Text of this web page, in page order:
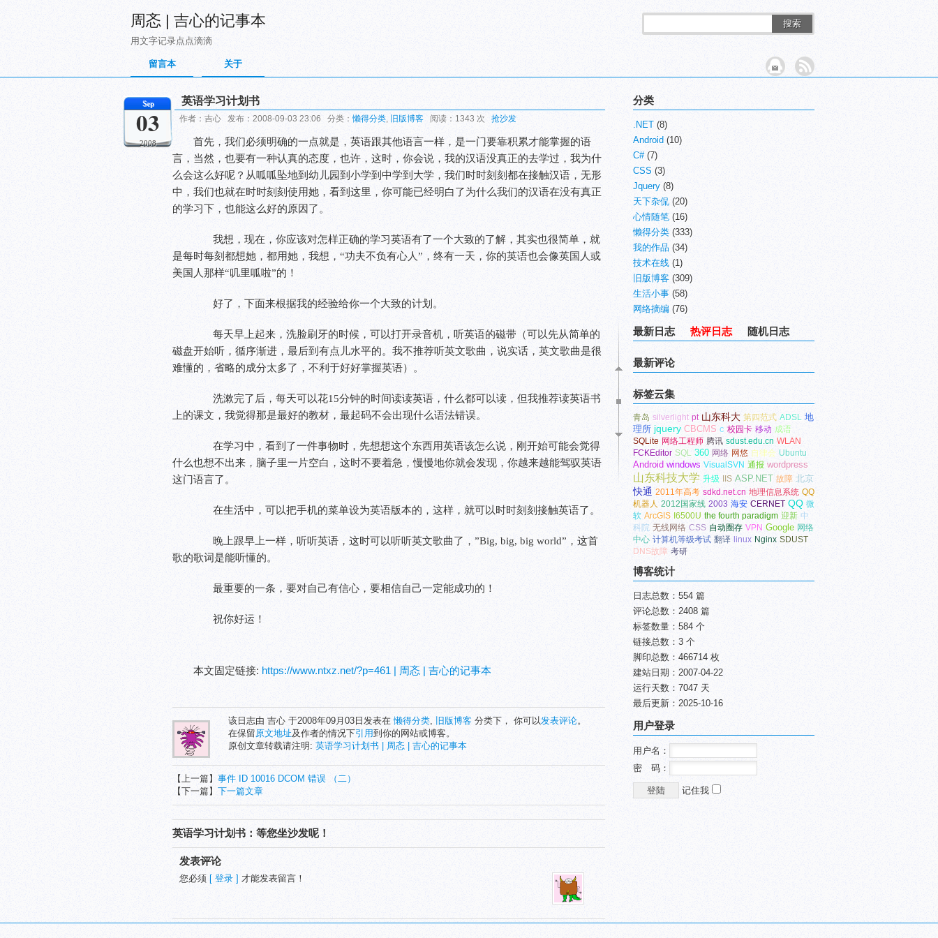
周忞 | 吉心的记事本
用文字记录点点滴滴
搜索
留言本 关于
Sep
03
2008
英语学习计划书
作者：吉心 发布：2008-09-03 23:06 分类：懒得分类, 旧版博客 阅读：1343 次 抢沙发
首先，我们必须明确的一点就是，英语跟其他语言一样，是一门要靠积累才能掌握的语
言，当然，也要有一种认真的态度，也许，这时，你会说，我的汉语没真正的去学过，我为什
么会这么好呢？从呱呱坠地到幼儿园到小学到中学到大学，我们时时刻刻都在接触汉语，无形
中，我们也就在时时刻刻使用她，看到这里，你可能已经明白了为什么我们的汉语在没有真正
的学习下，也能这么好的原因了。
我想，现在，你应该对怎样正确的学习英语有了一个大致的了解，其实也很简单，就
是每时每刻都想她，都用她，我想，“功夫不负有心人”，终有一天，你的英语也会像英国人或
美国人那样“叽里呱啦”的！
好了，下面来根据我的经验给你一个大致的计划。
每天早上起来，洗脸刷牙的时候，可以打开录音机，听英语的磁带（可以先从简单的
磁盘开始听，循序渐进，最后到有点儿水平的。我不推荐听英文歌曲，说实话，英文歌曲是很
难懂的，省略的成分太多了，不利于好好掌握英语）。
洗漱完了后，每天可以花15分钟的时间读读英语，什么都可以读，但我推荐读英语书
上的课文，我觉得那是最好的教材，最起码不会出现什么语法错误。
在学习中，看到了一件事物时，先想想这个东西用英语该怎么说，刚开始可能会觉得
什么也想不出来，脑子里一片空白，这时不要着急，慢慢地你就会发现，你越来越能驾驭英语
这门语言了。
在生活中，可以把手机的菜单设为英语版本的，这样，就可以时时刻刻接触英语了。
晚上跟早上一样，听听英语，这时可以听听英文歌曲了， ”Big, big, big world” ，这首
歌的歌词是能听懂的。
最重要的一条，要对自己有信心，要相信自己一定能成功的！
祝你好运！
本文固定链接: https://www.ntxz.net/?p=461 | 周忞 | 吉心的记事本
该日志由 吉心 于2008年09月03日发表在懒得分类, 旧版博客 分类下， 你可以发表评论。
在保留原文地址及作者的情况下引用到你的网站或博客。
原创文章转载请注明: 英语学习计划书 | 周忞 | 吉心的记事本
【上一篇】 事件 ID 10016 DCOM 错误 （二）
【下一篇】 下一篇文章
英语学习计划书：等您坐沙发呢！
发表评论
您必须 [ 登录 ] 才能发表留言！
分类
.NET (8)
Android (10)
C#(7)
CSS (3)
Jquery (8)
天下杂侃 (20)
心情随笔 (16)
懒得分类 (333)
我的作品 (34)
技术在线 (1)
旧版博客 (309)
生活小事 (58)
网络摘编 (76)
最新日志 热评日志 随机日志
最新评论
标签云集
青岛 silverlight pt 山东科大 第四范式 ADSL 地
理所 jquery CBCMS c 校园卡 移动 成语
SQLite 网络工程师 腾讯 sdust.edu.cn WLAN
FCKEditor SQL 360 网络 网悠 自律会 Ubuntu
Android windows VisualSVN 通报 wordpress
山东科技大学 升级 IIS ASP.NET 故障 北京
快通 2011年高考 sdkd.net.cn 地理信息系统 QQ
机器人 2012国家线 2003 海安 CERNET QQ 微
软 ArcGIS I6500U the fourth paradigm 迎新 中
科院 无线网络 CSS 自动圈存 VPN Google 网络
中心 计算机等级考试 翻译 linux Nginx SDUST
DNS故障 考研
博客统计
日志总数：554 篇
评论总数：2408 篇
标签数量：584 个
链接总数：3 个
脚印总数：466714 枚
建站日期：2007-04-22
运行天数：7047 天
最后更新：2025-10-16
用户登录
用户名：
密 码：
记住我